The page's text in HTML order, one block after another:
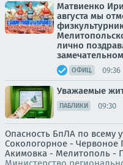
Матвиенко
августа мы
лично
ОФИЦ. 09:36
Уважаемые
ПАБЛИКИ 09:30
Опасность БпЛА по всему
Сокологорное - Червоное
Акимовка - Мелитополь -